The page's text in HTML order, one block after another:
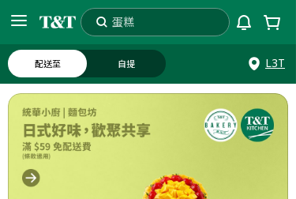
蛋糕
搜索
配送至 自提 L3T